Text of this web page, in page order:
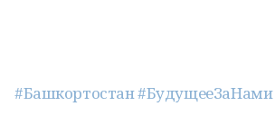
#Башкортостан#БудущееЗаНами